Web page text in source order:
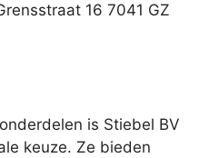
16 7041 GZ
is Stiebel BV
keuze. Ze bieden